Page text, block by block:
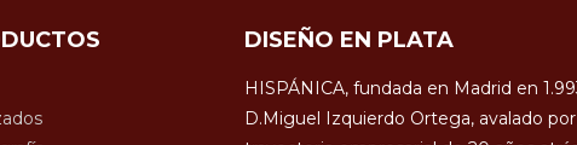
DISEÑO EN PLATA
HISPÁNICA, fundada en Madrid en
D.Miguel Izquierdo Ortega, avalado